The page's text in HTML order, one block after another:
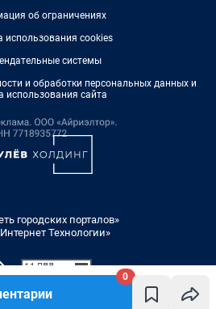
0
об ограничениях
использования cookies
системы
и обработки персональных данных и
использования сайта
городских порталов»
Технологии»